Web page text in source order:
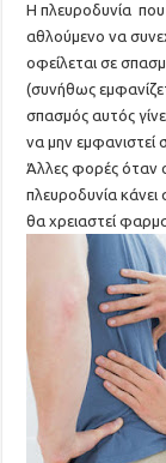
Η πλευροδυνία που
αθλούμενο να
οφείλεται σε
(συνήθως
σπασμός αυτός
να μην εμφανιστεί
Άλλες φορές όταν
πλευροδυνία
θα χρειαστεί